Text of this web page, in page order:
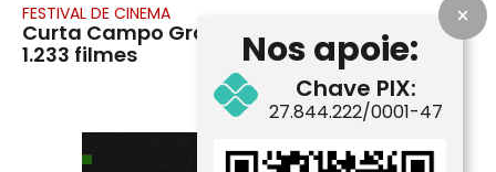
FESTIVAL DE CINEMA
Curta Campo Grande bate recorde com
1.233 filmes
Nos apoie:
Chave PIX:
27.844.222/0001-47